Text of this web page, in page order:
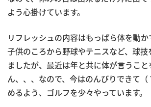
よう心掛けています。
リフレッシュの内容はもっぱら体を動
子供のころから野球やテニスなど、球技
ましたが、最近は年と共に体が言うこ
ん、、、なので、今はのんびりできて
めるよう、ゴルフを少々やっています。